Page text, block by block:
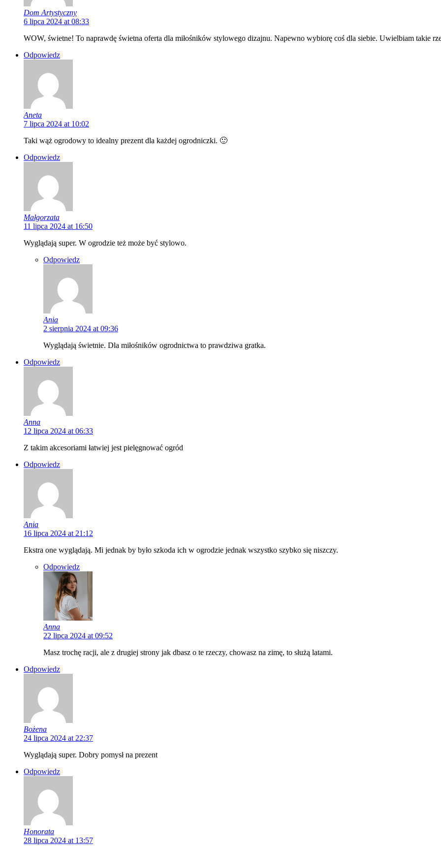
Dom Artystyczny
6 lipca 2024 at 08:33
WOW, świetne! To naprawdę świetna oferta dla miłośników stylowego dizajnu. Napewno wybiorę coś dla siebie. Uwielbiam takie
Odpowiedz
Aneta
7 lipca 2024 at 10:02
Taki wąż ogrodowy to idealny prezent dla każdej ogrodniczki. 🙂
Odpowiedz
Małgorzata
11 lipca 2024 at 16:50
Wyglądają super. W ogrodzie też może być stylowo.
Odpowiedz
Ania
2 sierpnia 2024 at 09:36
Wyglądają świetnie. Dla miłośników ogrodnictwa to prawdziwa gratka.
Odpowiedz
Anna
12 lipca 2024 at 06:33
Z takim akcesoriami łatwiej jest pielęgnować ogród
Odpowiedz
Ania
16 lipca 2024 at 21:12
Ekstra one wyglądają. Mi jednak by było szkoda ich w ogrodzie jednak wszystko szybko się niszczy.
Odpowiedz
Anna
22 lipca 2024 at 09:52
Masz trochę racji, ale z drugiej strony jak dbasz o te rzeczy, chowasz na zimę, to służą latami.
Odpowiedz
Bożena
24 lipca 2024 at 22:37
Wyglądają super. Dobry pomysł na prezent
Odpowiedz
Honorata
28 lipca 2024 at 13:57